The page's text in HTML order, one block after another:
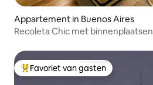
Appartement in Buenos Aires
Recoleta Chic met binnenplaatsen
Topfavoriet van gasten
Favoriet van gasten